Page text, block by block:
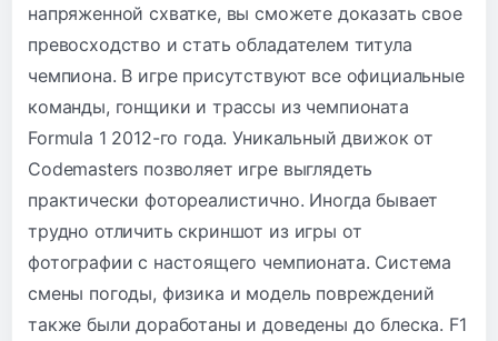
напряженной схватке, вы сможете доказать свое
превосходство и стать обладателем титула
чемпиона. В игре присутствуют все официальные
команды, гонщики и трассы из чемпионата
Formula 1 2012-го года. Уникальный движок от
Codemasters позволяет игре выглядеть
практически фотореалистично. Иногда бывает
трудно отличить скриншот из игры от
фотографии с настоящего чемпионата. Система
смены погоды, физика и модель повреждений
также были доработаны и доведены до блеска. F1